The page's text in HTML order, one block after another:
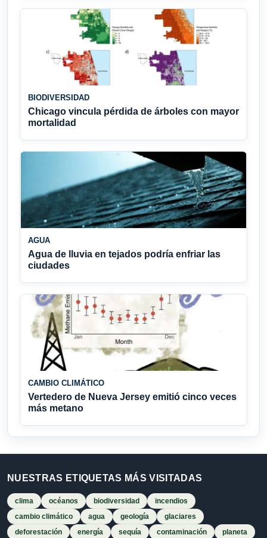
BIODIVERSIDAD
Chicago vincula pérdida de árboles con mayor
mortalidad
AGUA
Agua de lluvia en tejados podría enfriar las
ciudades
CAMBIO CLIMÁTICO
Vertedero de Nueva Jersey emitió cinco veces
más metano
NUESTRAS ETIQUETAS MÁS VISITADAS
clima océanos biodiversidad
incendios
cambio climático
agua geología
glaciares
deforestación
energía sequía contaminación
planeta